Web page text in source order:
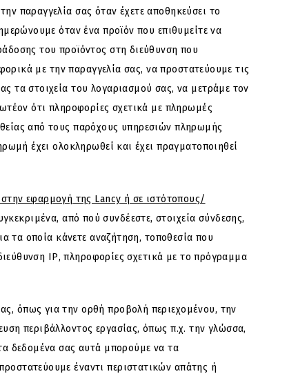
παραγγελία σας όταν έχετε αποθηκεύσει το
όταν ένα προϊόν που επιθυμείτε να
του προϊόντος στη διεύθυνση που
με την παραγγελία σας, να προστατεύουμε τις
τα στοιχεία του λογαριασμού σας, να μετράμε τον
ότι πληροφορίες σχετικά με πληρωμές
από τους παρόχους υπηρεσιών πληρωμής
έχει ολοκληρωθεί και έχει πραγματοποιηθεί
εφαρμογή της Lancy ή σε ιστότοπους/
από πού συνδέεστε, στοιχεία σύνδεσης,
τα οποία κάνετε αναζήτηση, τοποθεσία που
ΙΡ, πληροφορίες σχετικά με το πρόγραμμα
όπως για την ορθή προβολή περιεχομένου, την
περιβάλλοντος εργασίας, όπως π.χ. την γλώσσα,
δεδομένα σας αυτά μπορούμε να τα
έναντι περιστατικών απάτης ή